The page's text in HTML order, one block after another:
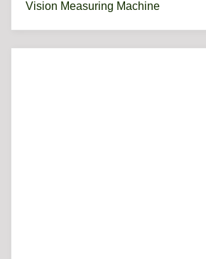
Vision Measuring Machine